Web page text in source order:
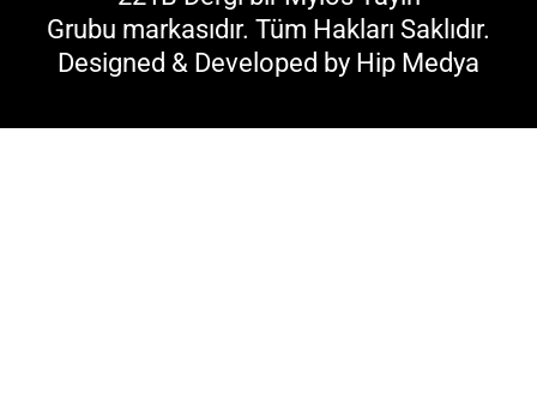
Grubu markasıdır. Tüm Hakları Saklıdır.
Designed & Developed by Hip Medya